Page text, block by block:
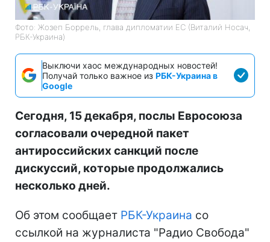
Фото: Жозеп Боррель, глава дипломатии ЕС (Виталий Носач,
РБК-Украина)
Выключи хаос международных новостей!
Получай только важное из РБК-Украина в
Google
Сегодня, 15 декабря, послы Евросоюза
согласовали очередной пакет
антироссийских санкций после
дискуссий, которые продолжались
несколько дней.
Об этом сообщает РБК-Украина со
ссылкой на журналиста "Радио Свобода"